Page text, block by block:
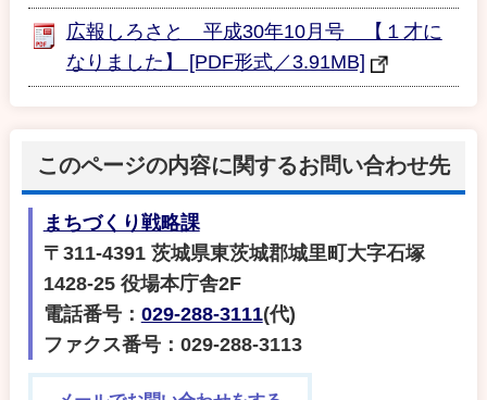
広報しろさと 平成30年10月号 【１才に
なりました】 [PDF形式／3.91MB]
このページの内容に関するお問い合わせ先
まちづくり戦略課
〒311-4391 茨城県東茨城郡城里町大字石塚
1428-25 役場本庁舎2F
電話番号： 029-288-3111(代)
ファクス番号：029-288-3113